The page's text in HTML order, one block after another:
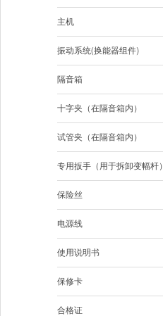
主机
振动系统(换能器组件)
隔音箱
十字夹（在隔音箱内）
试管夹（在隔音箱内）
专用扳手（用于拆卸变幅杆）
保险丝
电源线
使用说明书
保修卡
合格证